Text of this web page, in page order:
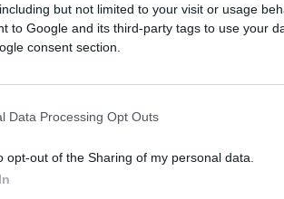
but not limited to your visit or usage
to Google and its third-party tags to use your
consent section.
Data Processing Opt Outs
opt-out of the Sharing of my personal data.
slavio protiv Romana
nalazi tek na 132. poziciji.